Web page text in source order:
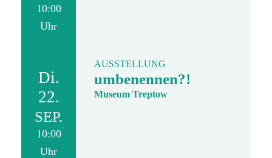
10:00
Uhr
Di.
22.
SEP.
10:00
Uhr
AUSSTELLUNG
umbenennen?!
Museum Treptow